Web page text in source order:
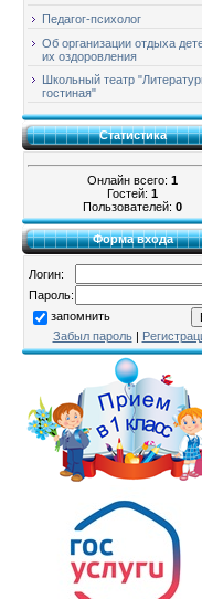
Педагог-психолог
Об организации отдыха
их оздоровления
Школьный театр
гостиная"
Статистика
Онлайн всего: 1
Гостей: 1
Пользователей: 0
Форма входа
Логин:
Пароль:
запомнить
Забыл пароль|